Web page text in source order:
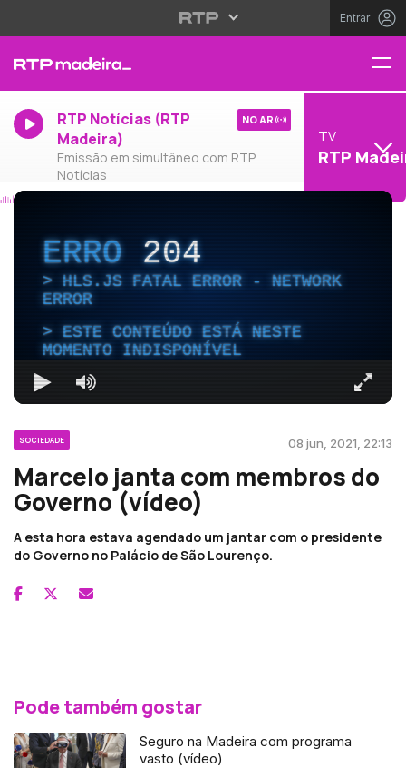
Entrar
RTP Notícias (RTP
Madeira)
Emissão em simultâneo com RTP
Notícias
NO AR
TV
RTP
ERRO204
HLS.JS FATAL ERROR - NETWORK
ERROR
ESTE CONTEÚDO ESTÁ NESTE
MOMENTO INDISPONÍVEL
SOCIEDADE 08 jun, 2021, 22:13
Marcelo janta com membros do
Governo (vídeo)
A esta hora estava agendado um jantar com o presidente
do Governo no Palácio de São Lourenço.
Pode também gostar
Seguro na Madeira com programa
vasto (vídeo)